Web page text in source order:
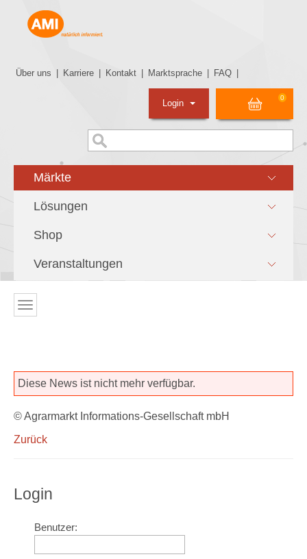
Über uns Karriere Kontakt Marktsprache FAQ
0
Login
Märkte
Lösungen
Shop
Veranstaltungen
Diese News ist nicht mehr verfügbar.
© Agrarmarkt Informations-Gesellschaft mbH
Zurück
Login
Benutzer: